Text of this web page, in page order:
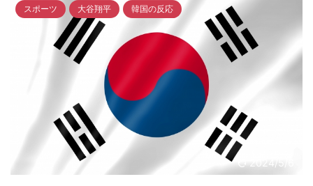
「たった一人でこんなにチームが変
わるんだからすごいわ」
2024/5/6
スポーツ 大谷翔平 韓国の反応